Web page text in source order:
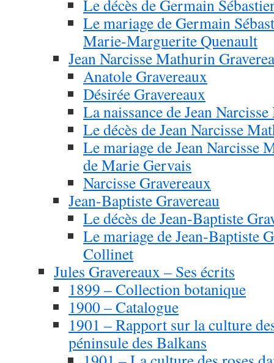
Le décès de Germain
Le mariage de Germain
Marie-Marguerite Quenault
Jean Narcisse Mathurin
Anatole Gravereaux
Désirée Gravereaux
La naissance de Jean
Le décès de Jean Narcisse
Le mariage de Jean Narcisse
de Marie Gervais
Narcisse Gravereaux
Jean-Baptiste Gravereau
Le décès de Jean-Baptiste
Le mariage de Jean-Baptiste
Collinet
Jules Gravereaux – Ses écrits
1899 – Collection botanique
1900 – Catalogue
1901 – Rapport sur la culture
péninsule des Balkans